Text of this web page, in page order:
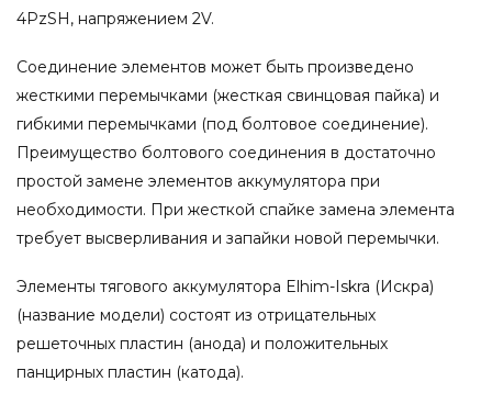
4PzSH, напряжением 2V.
Соединение элементов может быть произведено
жесткими перемычками (жесткая свинцовая пайка) и
гибкими перемычками (под болтовое соединение).
Преимущество болтового соединения в достаточно
простой замене элементов аккумулятора при
необходимости. При жесткой спайке замена элемента
требует высверливания и запайки новой перемычки.
Элементы тягового аккумулятора Elhim-Iskra (Искра)
(название модели) состоят из отрицательных
решеточных пластин (анода) и положительных
панцирных пластин (катода).